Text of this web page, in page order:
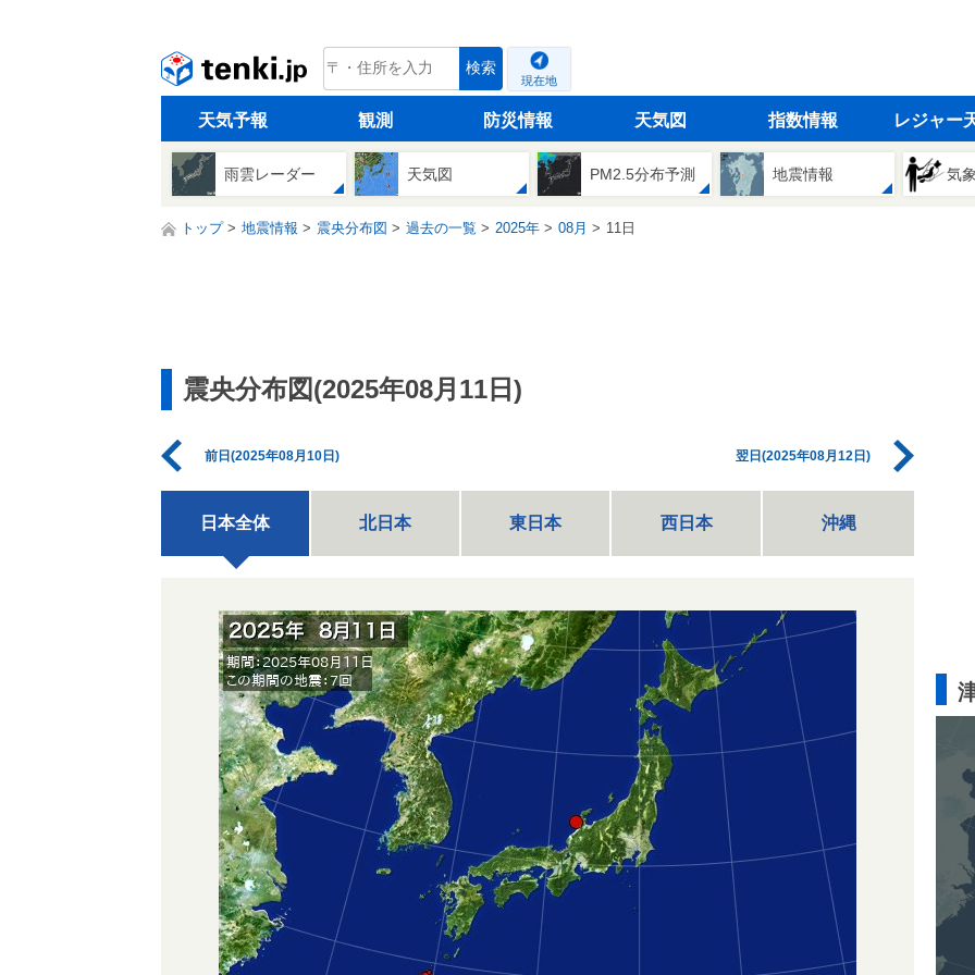
tenki.jp 検索
現在地
天気予報 観測 防災情報 天気図 指数情報 レジャー
雨雲レーダー 天気図 PM2.5分布予測 地震情報 気
トップ 地震情報 震央分布図 過去の一覧 2025年 08月 11日
震央分布図(2025年08月11日)
前日(2025年08月10日) 翌日(2025年08月12日)
日本全体 北日本 東日本 西日本 沖縄